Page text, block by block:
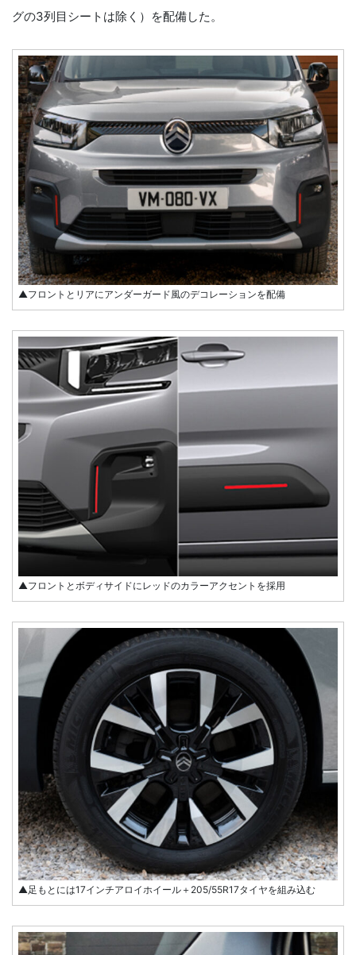
グの3列目シートは除く）を配備した。
▲フロントとリアにアンダーガード風のデコレーションを配備
▲フロントとボディサイドにレッドのカラーアクセントを採用
▲足もとには17インチアロイホイール＋205/55R17タイヤを組み込む